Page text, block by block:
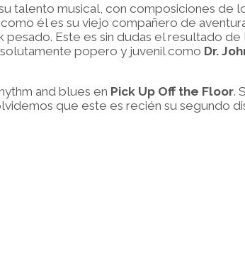
talento musical, con composiciones de
él es su viejo compañero de
Este es sin dudas el resultado
popero y juvenil como Dr.
and blues en Pick Up Off the Floor.
que este es recién su segundo